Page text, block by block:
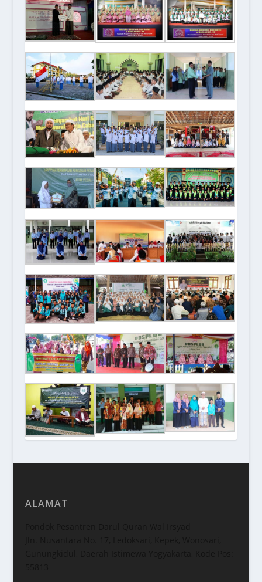
ALAMAT